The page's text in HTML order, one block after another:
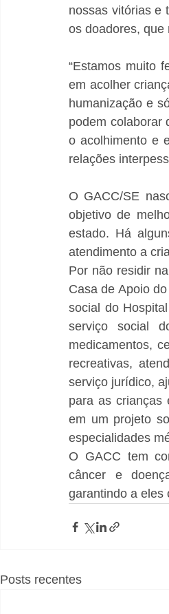
nossas vitórias e
os doadores, que
“Estamos muito
em acolher
humanização e
podem colaborar
o acolhimento e
relações
O GACC/SE
objetivo de
estado. Há
atendimento a
Por não residir
Casa de Apoio
social do
serviço social
medicamentos,
recreativas,
serviço jurídico,
para as crianças
em um projeto
especialidades
O GACC tem
câncer e
garantindo a eles
Posts recentes